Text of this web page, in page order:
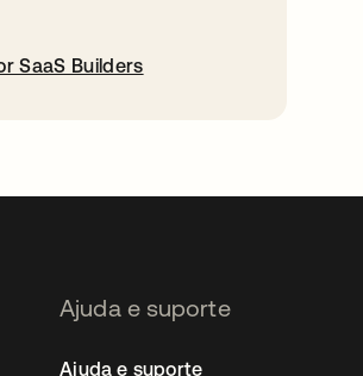
SaaS Builders
Ajuda e suporte
Ajuda e suporte